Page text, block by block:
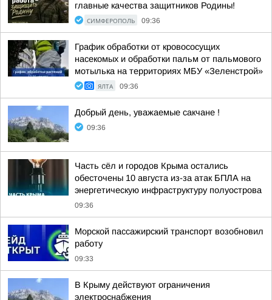
главные качества защитников Родины!
СИМФЕРОПОЛЬ 09:36
График обработки от кровососущих
насекомых и обработки пальм от пальмового
мотылька на территориях МБУ «Зеленстрой»
ЯЛТА 09:36
Добрый день, уважаемые сакчане !
09:36
Часть сёл и городов Крыма остались
обесточены 10 августа из-за атак БПЛА на
энергетическую инфраструктуру полуострова
09:36
Морской пассажирский транспорт возобновил
работу
09:33
В Крыму действуют ограничения
электроснабжения